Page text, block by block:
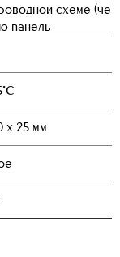
схеме
панель
x 25 мм